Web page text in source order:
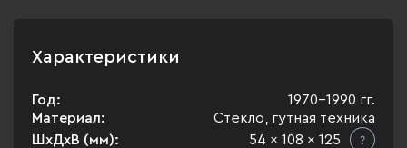
Характеристики
Год:
1970-1990 гг.
Материал:
Стекло, гутная техника
ШхДхВ (мм):
54 x 108 x 125